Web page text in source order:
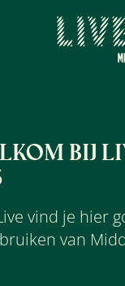
BIJ
vind je hier
van